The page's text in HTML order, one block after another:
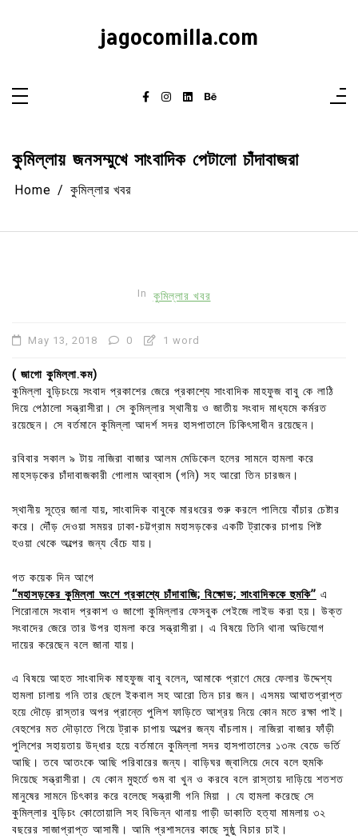
jagocomilla.com
কুমিল্লায় জনসম্মুখে সাংবাদিক পেটালো চাঁদাবাজরা
Home কুমিল্লার খবর
In কুমিল্লার খবর
May 13, 2018 0 1 word
( জাগো কুমিল্লা.কম)
কুমিল্লা বুড়িচংয়ে সংবাদ প্রকাশের জেরে প্রকাশ্যে সাংবাদিক মাহফুজ বাবু কে লাঠি
দিয়ে পেঠালো সন্ত্রাসীরা। সে কুমিল্লার স্থানীয় ও জাতীয় সংবাদ মাধ্যমে কর্মরত
রয়েছেন। সে বর্তমানে কুমিল্লা আদর্শ সদর হাসপাতালে চিকিৎসাধীন রয়েছেন।
রবিবার সকাল ৯ টায় নাজিরা বাজার আলম মেডিকেল হলের সামনে হামলা করে
মাহসড়কের চাঁদাবাজকারী গোলাম আব্বাস (গনি) সহ আরো তিন চারজন।
স্থানীয় সূত্রে জানা যায়, সাংবাদিক বাবুকে মারধরের শুরু করলে পালিয়ে বাঁচার চেষ্টার
করে। দৌঁড় দেওয়া সময়র ঢাকা-চট্টগ্রাম মহাসড়কের একটি ট্রাকের চাপায় পিষ্ট
হওয়া থেকে অল্পের জন্য বেঁচে যায়।
গত কয়েক দিন আগে
‘‘মহাসড়কের কুমিল্লা অংশে প্রকাশ্যে চাঁদাবাজি; বিক্ষোভ; সাংবাদিককে হুমকি’’ এ
শিরোনামে সংবাদ প্রকাশ ও জাগো কুমিল্লার ফেসবুক পেইজে লাইভ করা হয়। উক্ত
সংবাদের জেরে তার উপর হামলা করে সন্ত্রাসীরা। এ বিষয়ে তিনি থানা অভিযোগ
দায়ের করেছেন বলে জানা যায়।
এ বিষয়ে আহত সাংবাদিক মাহফুজ বাবু বলেন, আমাকে প্রাণে মেরে ফেলার উদ্দেশ্য
হামলা চালায় গনি তার ছেলে ইকবাল সহ আরো তিন চার জন। এসময় আঘাতপ্রাপ্ত
হয়ে দৌড়ে রাস্তার অপর প্রান্তে পুলিশ ফাড়িতে আশ্রয় নিয়ে কোন মতে রক্ষা পাই।
বেহুশের মত দৌড়াতে গিয়ে ট্রাক চাপায় অল্পের জন্য বাঁচলাম। নাজিরা বাজার ফাঁড়ী
পুলিশের সহায়তায় উদ্ধার হয়ে বর্তমানে কুমিল্লা সদর হাসপাতালের ১৩নং বেডে ভর্তি
আছি। তবে আতংকে আছি পরিবারের জন্য। বাড়িঘর জ্বালিয়ে দেবে বলে হুমকি
দিয়েছে সন্ত্রাসীরা। যে কোন মুহুর্তে গুম বা খুন ও করবে বলে রাস্তায় দাড়িয়ে শতশত
মানুষের সামনে চিৎকার করে বলেছে সন্ত্রাসী গনি মিয়া । যে হামলা করেছে সে
কুমিল্লার বুড়িচং কোতোয়ালি সহ বিভিন্ন থানায় গাড়ী ডাকাতি হত্যা মামলায় ৩২
বছরের সাজাপ্রাপ্ত আসামী। আমি প্রশাসনের কাছে সুষ্ঠু বিচার চাই।